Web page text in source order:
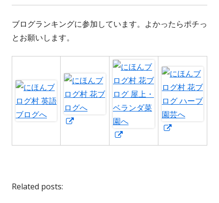
ブログランキングに参加しています。よかったらポチっ
とお願いします。
い
し
Related posts: